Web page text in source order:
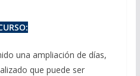
una ampliación de días,
que puede ser